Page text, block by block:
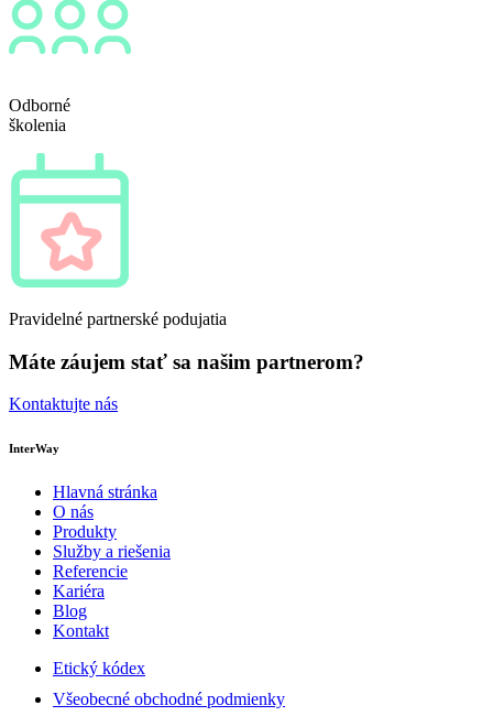
Odborné
školenia
Pravidelné partnerské podujatia
Máte záujem stať sa našim partnerom?
Kontaktujte nás
InterWay
Hlavná stránka
O nás
Produkty
Služby a riešenia
Referencie
Kariéra
Blog
Kontakt
Etický kódex
Všeobecné obchodné podmienky